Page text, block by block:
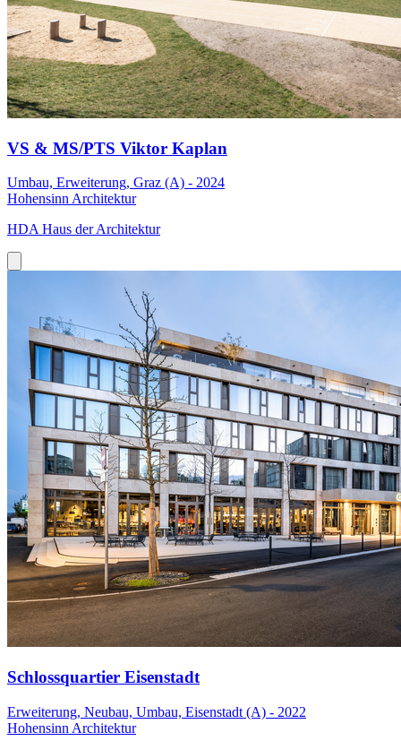
VS & MS/PTS Viktor Kaplan
Umbau, Erweiterung, Graz (A) - 2024
Hohensinn Architektur
HDA Haus der Architektur
Schlossquartier Eisenstadt
Erweiterung, Neubau, Umbau, Eisenstadt (A) - 2022
Hohensinn Architektur